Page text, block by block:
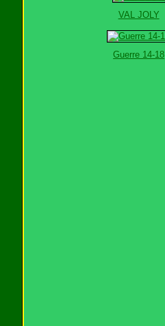
VAL JOLY
Guerre 14-18